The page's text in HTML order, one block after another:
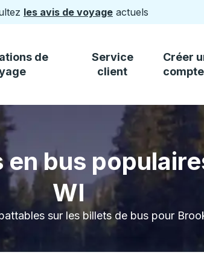
les avis de voyage actuels
de
Service
client
Créer
compte
bus
WI
sur les billets de bus pour